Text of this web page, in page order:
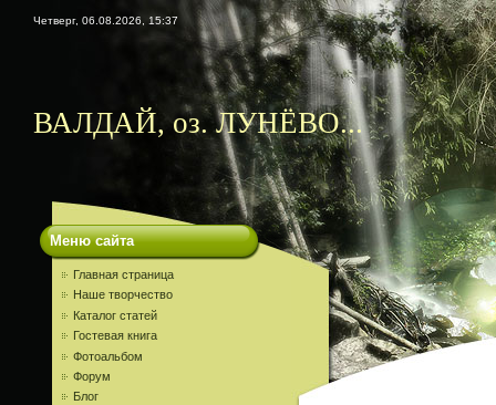
Четверг, 06.08.2026, 15:37
ВАЛДАЙ, оз. ЛУНЁВО...
Меню сайта
Главная страница
Наше творчество
Каталог статей
Гостевая книга
Фотоальбом
Форум
Блог